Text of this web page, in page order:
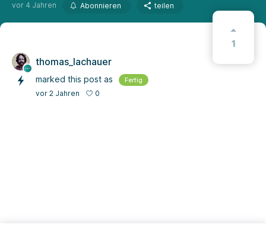
vor 4 Jahren Abonnieren teilen
1
thomas_lachauer
marked this post as Fertig
vor 2 Jahren 0